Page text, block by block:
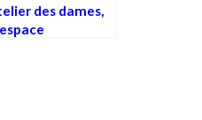
des dames,